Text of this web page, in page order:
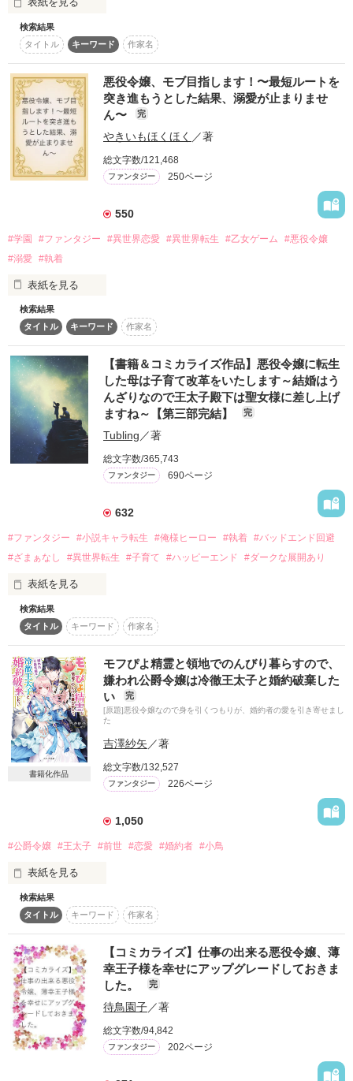
今度は同じ失敗はしない。
――私は、誰よりもこの国を上手に治めることができる。未来
を知っている私なら。
かくて、帝国史上初の女帝の座を目指すレオンティーナの戦い
が始まった。
愛されたくても私が本当に愛されるわけがない、だって悪役令
嬢だもの。
この世界がヒロインのために出来ていることなんてとっくに知
ってる。
お父様の溺愛も、お兄様の溺愛も、なぜかしつこい美形家庭教
それなら利用できるものは利用して、せっかく生まれ変わった
人生とことん楽しみましょう。
2021.6.2 完結公開
作品を読む
検索結果
タイトル
キーワード 作家名
悪役令嬢、モブ目指します！〜最短ルートを
突き進もうとした結果、溺愛が止まりませ
ん〜
完
やきいもほくほく ／著
総文字数/121,468
ファンタジー 250ページ
550
#学園 #ファンタジー #異世界恋愛 #異世界転生 #乙女ゲーム
#悪役令嬢
#溺愛 #執着
表紙を見る
୨୧‥∵‥‥∵‥‥∵‥‥∵‥‥∵‥‥∵‥୨୧
『悪役令嬢が幸せへの最短ルートを突き進もうとした結果、王
太子からの溺愛が止まりません』
電子書籍が発売中
୨୧‥∵‥‥∵‥‥∵‥‥∵‥‥∵‥‥∵‥୨୧
トリニティ・フローレスは侯爵家の一人娘。
天使のような見た目をした彼女は、この国の第二王子であるダ
リルとの婚約を機に豹変する。
ヒロインを虐め倒して断罪されるのだ。
そんなよくある乙女ゲームのよくある悪役令嬢に転生したアラ
(金持ちに嫁いで優雅に暮らす……それが一番幸せだと思いませ
それなのにダリルとの顔合わせは大成功のようで大失敗！？
(最短ルートで突き進むのみ……！！)
ぶりっ子巨乳侍女と可愛く育つ筈の攻略対象者の弟に溺愛され
着されているんですけど？
前世の初恋＆推しに似ている天才すぎる第一王子は一体何
者！？
目指せモブ！幸せ最短ルートを目指して奮闘する悪役令嬢の物
語。
(アルファ、なろう、カクヨム掲載中)
検索結果
タイトル
キーワード 作家名
【書籍＆コミカライズ作品】悪役令嬢に転生
した母は子育て改革をいたします～結婚はう
んざりなので王太子殿下は聖女様に差し上げ
ますね～【第三部完結】
完
Tubling／著
総文字数/365,743
ファンタジー 690ページ
632
#ファンタジー #小説キャラ転生 #俺様ヒーロー #執着 #バッドエンド回避
#ざまぁなし
#異世界転生 #子育て #ハッピーエンド #ダークな展開あり
表紙を見る
◆書籍・コミカライズ作品です！
◆第三部、のんびり更新中(*´ω`*)
目覚めると大好きな小説「トワイライトlove」に登場する悪役
令嬢オリビアに転生していた。
前世は３児の母、ワンオペで働き詰めていたら病気に気付かず
死亡……私の人生って…
悪役令嬢オリビアは王太子の事が大好きで粘着質な公爵令嬢だ
った。王太子の婚約者だったけど、ある日現れた異世界からの
聖女様に王太子を奪われ、聖女への悪行三昧がバレて処刑され
る結末が待っている。
転生した先でもバッドエンドだなんて、冗談じゃない！
前世で夫との仲は冷え切った関係だったし、結婚はうんざり。
王太子殿下は聖女様に差し上げて、私はとにかく処刑されるバ
そう思って領地に引っ込んだのに……「躾のなっていない猫に
は、主からの調教が必要だな」王太子殿下が領地にまで追いか
けてきます
せっかく前世での子育てスキルを活かして、自由気ままに領地
の子供たちの環境を改善しようとしたのに
王太子殿下の執着という名の溺愛が止まりません。
中身は３０代の包容力抜群子供大好き公爵令嬢オリビアと、ち
検索結果
タイトル
キーワード 作家名
書籍化作品
モフぴよ精霊と領地でのんびり暮らすので、
嫌われ公爵令嬢は冷徹王太子と婚約破棄した
い
完
[原題]悪役令嬢なので身を引くつもりが、婚約者の愛を引き寄せまし
た
吉澤紗矢／著
総文字数/132,527
ファンタジー 226ページ
1,050
#公爵令嬢 #王太子 #前世 #恋愛 #婚約者 #小鳥
表紙を見る
我儘な公爵令嬢ベアトリスは、ある朝平民だった前世の記憶を
思い出す。
すっかり性格が変わった彼女は王太子との婚約を解消しようと
するけれど、なかなか上手くいかなくて……
ベアトリス・ローゼ・クロイツァー　１７歳
名門クロイツァー公爵家の長女。美人で有能だけど気が強く我
儘で嫌われていた。
前世を思い出したことにより攻撃性がなくなったものの、能力
まで低下してしまった。
検索結果
タイトル
キーワード 作家名
【コミカライズ】仕事の出来る悪役令嬢、薄
幸王子様を幸せにアップグレードしておきま
した。
完
待鳥園子／著
総文字数/94,842
ファンタジー 202ページ